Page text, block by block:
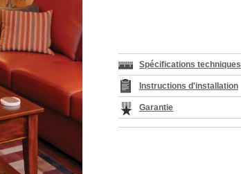
Spécifications techniques
Instructions d'installation
Garantie